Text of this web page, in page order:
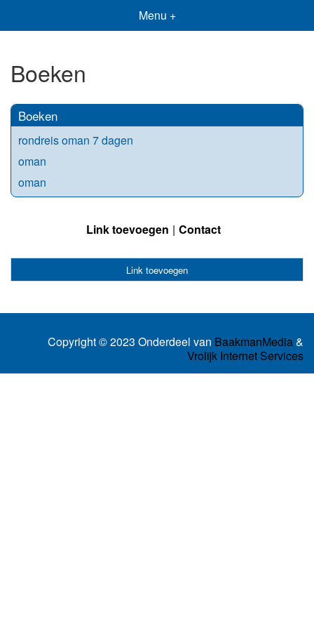
Menu +
Boeken
Boeken
rondreis oman 7 dagen
oman
oman
Link toevoegen Contact
Link toevoegen
Copyright © 2023 Onderdeel van BaakmanMedia&
Vrolijk Internet Services